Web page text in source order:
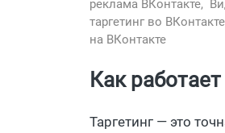
реклама ВКонтакте,
таргетинг во
на ВКонтакте
Как
Таргетинг — это